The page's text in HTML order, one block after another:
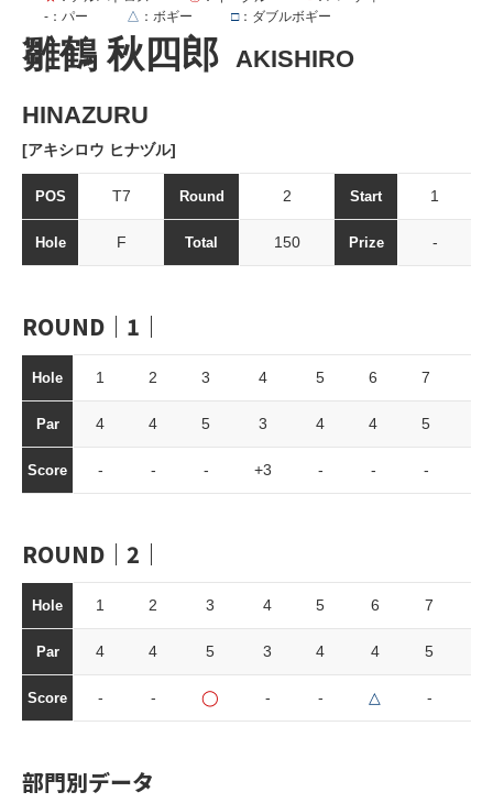
雛鶴 秋四郎 AKISHIRO
HINAZURU
[アキシロウ ヒナヅル]
- ：パー △ ：ボギー □：ダブルボギー
POS T7 Round 2 Start 1
Hole F Total 150 Prize -
ROUND｜1｜
Hole 1 2 3 4 5 6 7
Par 4 4 5 3 4 4 5
Score - - - +3 - - -
ROUND｜2｜
Hole 1 2 3 4 5 6 7
Par 4 4 5 3 4 4 5
Score - - ◯ - - △ -
部門別データ